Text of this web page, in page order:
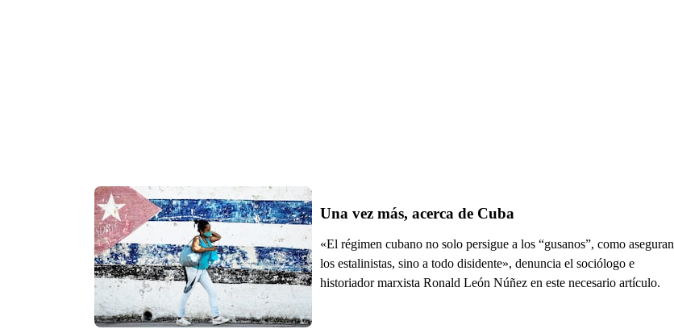
Una vez más, acerca de Cuba
«El régimen cubano no solo persigue a los “gusanos”, como aseguran
los estalinistas, sino a todo disidente», denuncia el sociólogo e
historiador marxista Ronald León Núñez en este necesario artículo.